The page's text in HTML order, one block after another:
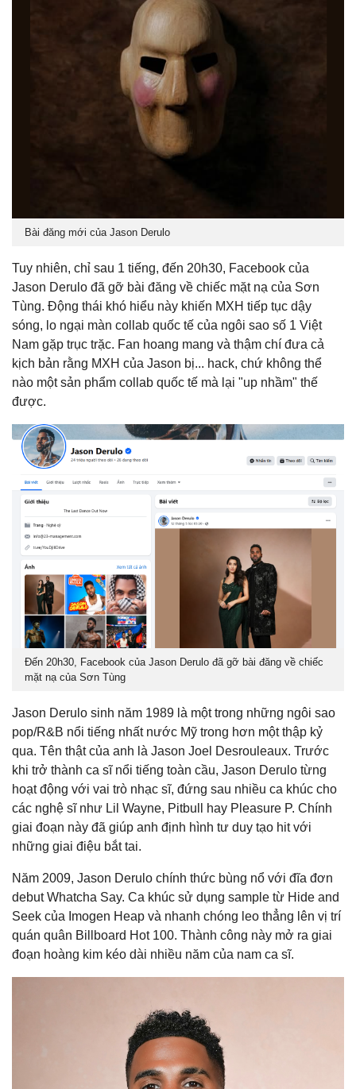
Bài đăng mới của Jason Derulo
Tuy nhiên, chỉ sau 1 tiếng, đến 20h30, Facebook của
Jason Derulo đã gỡ bài đăng về chiếc mặt nạ của Sơn
Tùng. Động thái khó hiểu này khiến MXH tiếp tục dậy
sóng, lo ngại màn collab quốc tế của ngôi sao số 1 Việt
Nam gặp trục trặc. Fan hoang mang và thậm chí đưa cả
kịch bản rằng MXH của Jason bị... hack, chứ không thể
nào một sản phẩm collab quốc tế mà lại "up nhầm" thế
được.
Đến 20h30, Facebook của Jason Derulo đã gỡ bài đăng về chiếc
mặt nạ của Sơn Tùng
Jason Derulo sinh năm 1989 là một trong những ngôi sao
pop/R&B nổi tiếng nhất nước Mỹ trong hơn một thập kỷ
qua. Tên thật của anh là Jason Joel Desrouleaux. Trước
khi trở thành ca sĩ nổi tiếng toàn cầu, Jason Derulo từng
hoạt động với vai trò nhạc sĩ, đứng sau nhiều ca khúc cho
các nghệ sĩ như Lil Wayne, Pitbull hay Pleasure P. Chính
giai đoạn này đã giúp anh định hình tư duy tạo hit với
những giai điệu bắt tai.
Năm 2009, Jason Derulo chính thức bùng nổ với đĩa đơn
debut Whatcha Say. Ca khúc sử dụng sample từ Hide and
Seek của Imogen Heap và nhanh chóng leo thẳng lên vị trí
quán quân Billboard Hot 100. Thành công này mở ra giai
đoạn hoàng kim kéo dài nhiều năm của nam ca sĩ.